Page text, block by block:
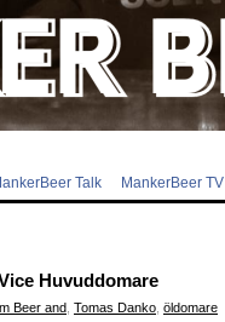
Talk MankerBeer TV
Huvuddomare
Beer and Tomas Danko öldomare